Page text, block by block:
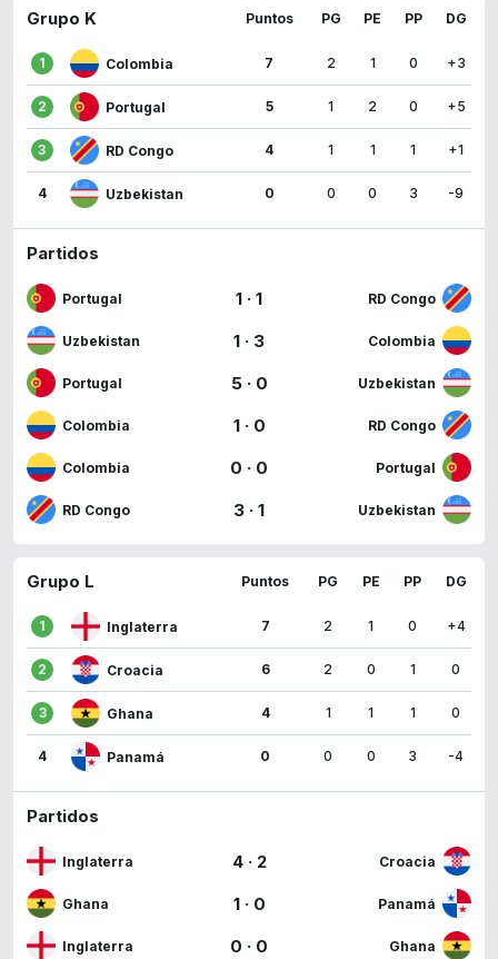
Grupo K Puntos PG PE PP DG
1 Colombia 7 2 1 0 +3
2 Portugal 5 1 2 0 +5
3 RD Congo 4 1 1 1 +1
4 Uzbekistan 0 0 0 3 -9
Partidos
Portugal 1 · 1 RD Congo
Uzbekistan 1 · 3 Colombia
Portugal 5 · 0 Uzbekistan
Colombia 1 · 0 RD Congo
Colombia 0 · 0 Portugal
RD Congo 3 · 1 Uzbekistan
Grupo L Puntos PG PE PP DG
1 Inglaterra 7 2 1 0 +4
2 Croacia 6 2 0 1 0
3 Ghana 4 1 1 1 0
4 Panamá 0 0 0 3 -4
Partidos
Inglaterra 4 · 2 Croacia
Ghana 1 · 0 Panamá
Inglaterra 0 · 0 Ghana